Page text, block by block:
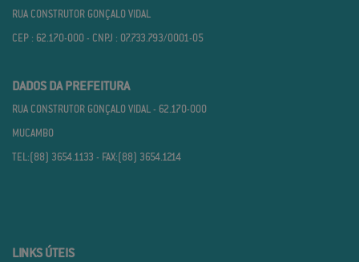
RUA CONSTRUTOR GONÇALO VIDAL
CEP : 62.170­-000 - CNPJ : 07.733.793/0001­-05
DADOS DA PREFEITURA
RUA CONSTRUTOR GONÇALO VIDAL - 62.170­-000
MUCAMBO
TEL:(88) 3654.1133 - FAX:(88) 3654.1214
LINKS ÚTEIS